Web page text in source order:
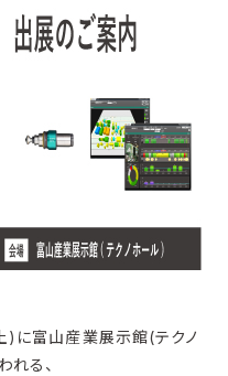
に富山産業展示館(テクノ
れる、